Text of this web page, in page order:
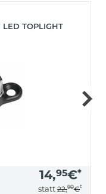
LED TOPLIGHT
14,95€*
statt 22,90€*